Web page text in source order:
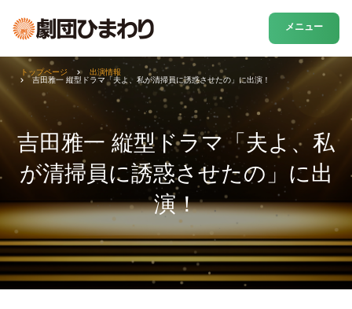
メニュー
吉田雅一 縦型ドラマ「夫よ、私
が清掃員に誘惑させたの」に出
演！
トップページ
出演情報
吉田雅一 縦型ドラマ「夫よ、私が清掃員に誘惑させたの」に出演！